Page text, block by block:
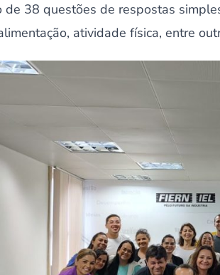
de 38 questões de respostas
atividade física, entre